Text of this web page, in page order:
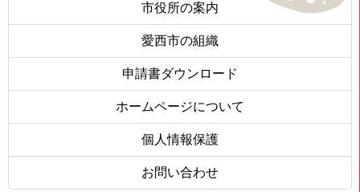
市役所の案内
愛西市の組織
申請書ダウンロード
ホームページについて
個人情報保護
お問い合わせ